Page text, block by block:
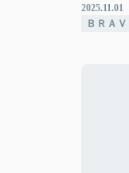
2025.11.01
ＢＲＡ